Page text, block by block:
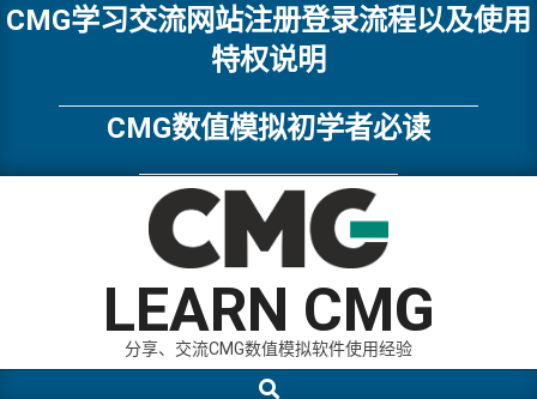
Skip
CMG学习交流网站注册登录流程以及使用
特权说明
CMG数值模拟初学者必读
LEARN CMG
分享、交流CMG数值模拟软件使用经验
Search